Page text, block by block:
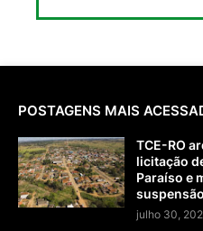
POSTAGENS MAIS
TCE-RO
licitação
Paraíso e
suspensão
julho 30,